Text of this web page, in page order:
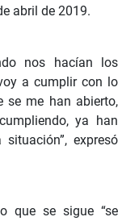
abril de 2019.
nos hacían los
a cumplir con lo
se me han abierto,
ya han
expresó
que se sigue “se